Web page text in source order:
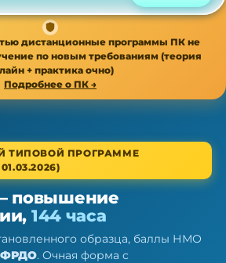
дистанционные программы ПК не
по новым требованиям (теория
+ практика очно)
Подробнее о ПК →
типовая программа
ПК, 36/72/144 ч
+ теория онлайн, без отрыва от
ТИПОВОЙ ПРОГРАММЕ
повышение
144 часа
образца, баллы НМО
. Очная форма с